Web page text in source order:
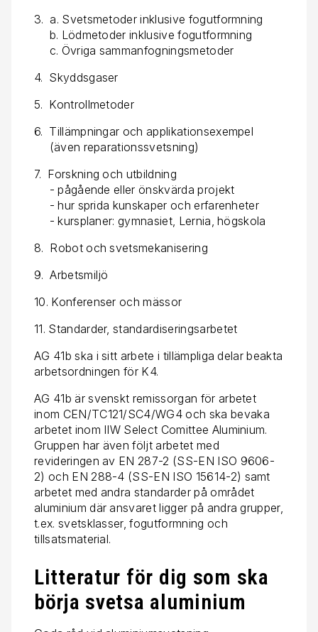
3. a. Svetsmetoder inklusive fogutformning
b. Lödmetoder inklusive fogutformning
c. Övriga sammanfogningsmetoder
4. Skyddsgaser
5. Kontrollmetoder
6. Tillämpningar och applikationsexempel
(även reparationssvetsning)
7. Forskning och utbildning
- pågående eller önskvärda projekt
- hur sprida kunskaper och erfarenheter
- kursplaner: gymnasiet, Lernia, högskola
8. Robot och svetsmekanisering
9. Arbetsmiljö
10. Konferenser och mässor
11. Standarder, standardiseringsarbetet
AG 41b ska i sitt arbete i tillämpliga delar beakta
arbetsordningen för K4.
AG 41b är svenskt remissorgan för arbetet
inom CEN/TC121/SC4/WG4 och ska bevaka
arbetet inom IIW Select Comittee Aluminium.
Gruppen har även följt arbetet med
revideringen av EN 287-2 (SS-EN ISO 9606-
2) och EN 288-4 (SS-EN ISO 15614-2) samt
arbetet med andra standarder på området
aluminium där ansvaret ligger på andra grupper,
t.ex. svetsklasser, fogutformning och
tillsatsmaterial.
Litteratur för dig som ska
börja svetsa aluminium